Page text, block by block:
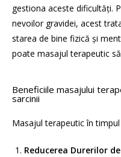
gestiona aceste dificultăți.
nevoilor gravidei, acest
starea de bine fizică și
poate masajul terapeutic
Beneficiile masajului
sarcinii
Masajul terapeutic în
Reducerea Durerilor